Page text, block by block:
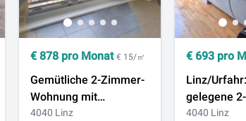
€878 pro Monat€ 15/㎡
Gemütliche 2-Zimmer-
Wohnung mit
großzügiger Loggia in
4040 Linz
€ 693pro
Linz/
gelegene
4040 Linz